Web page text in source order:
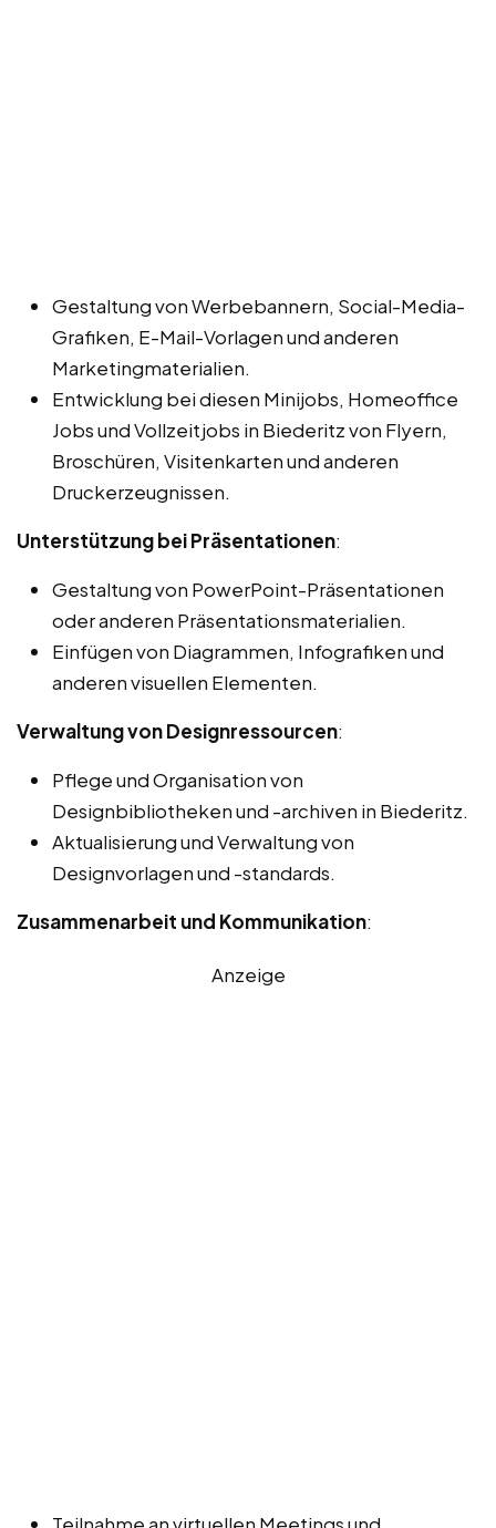
Gestaltung von Werbebannern, Social-Media-
Grafiken, E-Mail-Vorlagen und anderen
Marketingmaterialien.
Entwicklung bei diesen Minijobs, Homeoffice
Jobs und Vollzeitjobs in Biederitz von Flyern,
Broschüren, Visitenkarten und anderen
Druckerzeugnissen.
Unterstützung bei Präsentationen:
Gestaltung von PowerPoint-Präsentationen
oder anderen Präsentationsmaterialien.
Einfügen von Diagrammen, Infografiken und
anderen visuellen Elementen.
Verwaltung von Designressourcen:
Pflege und Organisation von
Designbibliotheken und -archiven in Biederitz.
Aktualisierung und Verwaltung von
Designvorlagen und -standards.
Zusammenarbeit und Kommunikation:
Anzeige
Teilnahme an virtuellen Meetings und